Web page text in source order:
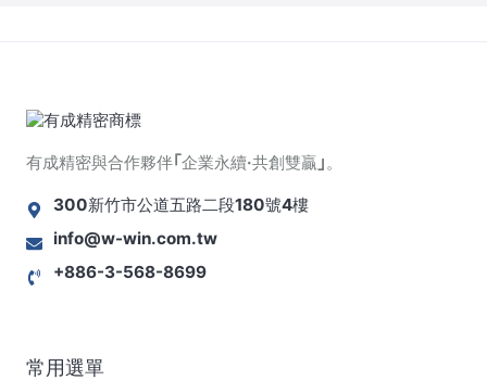
有成精密與合作夥伴｢企業永續·共創雙贏｣。
300新竹市公道五路二段180號4樓
info@w-win.com.tw
+886-3-568-8699
常用選單